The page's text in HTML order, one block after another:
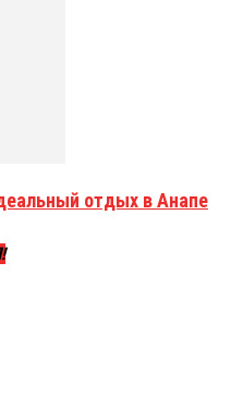
отдых в Анапе